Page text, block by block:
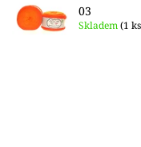
03
Skladem(1